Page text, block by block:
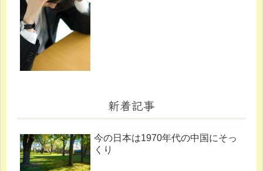
新着記事
今の日本は1970年代の中国にそっ
くり